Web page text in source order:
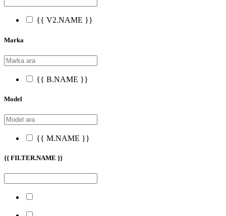
{{ V2.NAME }}
Marka
{{ B.NAME }}
Model
{{ M.NAME }}
{{ FILTER.NAME }}